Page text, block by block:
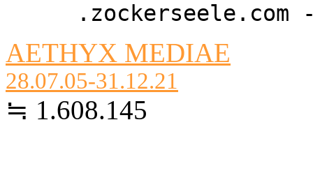
AETHYX MEDIAE
28.07.05-31.12.21
≒ 1.608.145